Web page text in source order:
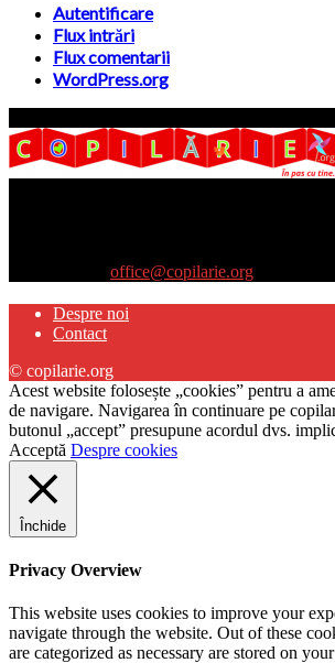
Autentificare
Flux intrări
Flux comentarii
WordPress.org
office@copilarie.org
Despre noi
Contact
© copilarie.org
Acest website folosește „cookies” pentru a
de navigare. Navigarea în continuare pe
butonul „accept” presupune acordul dvs.
Acceptă Despre cookies
Închide
Privacy Overview
This website uses cookies to improve your
navigate through the website. Out of these
are categorized as necessary are stored on